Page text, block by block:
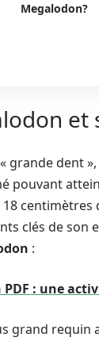
Megalodon?
grande dent
pouvant
clés de son
:
: une
grand requin